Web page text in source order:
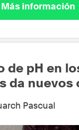
Más información
de pH en
da nuevos
Pascual